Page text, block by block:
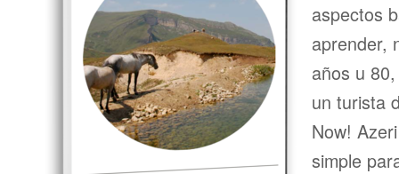
aspectos
aprender,
años u
un turista
Now!
simple